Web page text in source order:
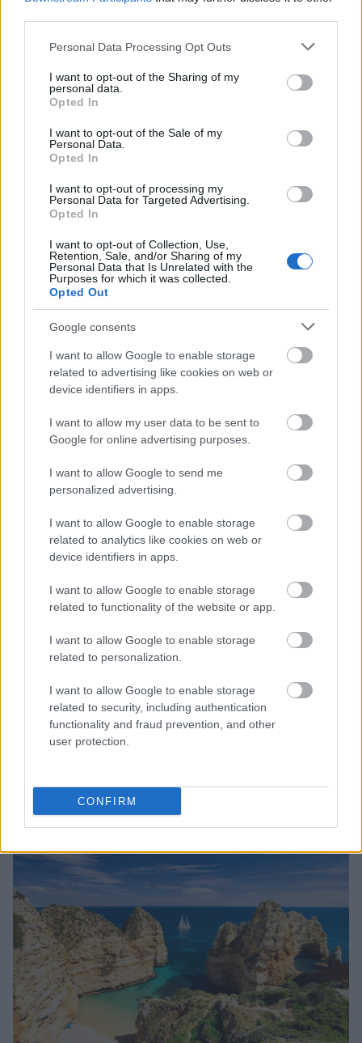
Please note that this website/app uses one or more Google
not limited to your visit or usage behaviour. You may click to
grant or deny consent to Google and its third-party tags to
use your data for below specified purposes in below Google
consent section.
Personal Data Processing Opt Outs
I want to opt-out of the Sharing of my
personal data.
Opted In
I want to opt-out of the Sale of my
Personal Data.
Opted In
I want to opt-out of processing my
Personal Data for Targeted Advertising.
Opted In
I want to opt-out of Collection, Use,
Retention, Sale, and/or Sharing of my
Personal Data that Is Unrelated with the
Purposes for which it was collected.
Opted Out
Google consents
I want to allow Google to enable storage
related to advertising like cookies on web or
device identifiers in apps.
I want to allow my user data to be sent to
Google for online advertising purposes.
I want to allow Google to send me
personalized advertising.
I want to allow Google to enable storage
related to analytics like cookies on web or
device identifiers in apps.
I want to allow Google to enable storage
related to functionality of the website or app.
I want to allow Google to enable storage
related to personalization.
I want to allow Google to enable storage
related to security, including authentication
functionality and fraud prevention, and other
user protection.
CONFIRM
Δύο ανερχόμενα νησιά που μπήκαν στο ραντάρ του ελληνικού
καλοκαιριού
Ουκρανούς αιχμαλώτους και Ναζί
Η χώρα που ζει το δημογραφικό μας μέλλον